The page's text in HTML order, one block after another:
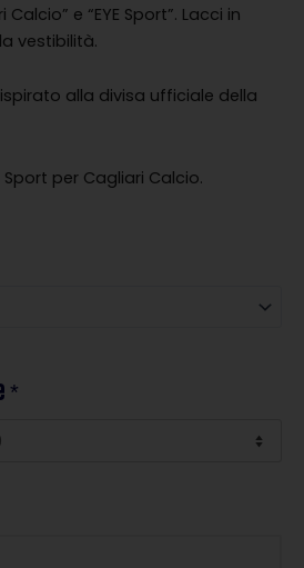
e “EYE Sport”. Lacci in
vestibilità.
alla divisa ufficiale della
Sport per Cagliari Calcio.
*